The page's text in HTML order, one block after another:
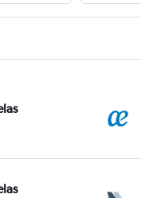
de Carrasco